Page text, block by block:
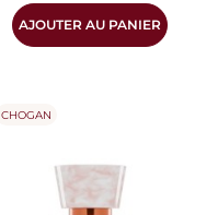
AJOUTER AU PANIER
CHOGAN